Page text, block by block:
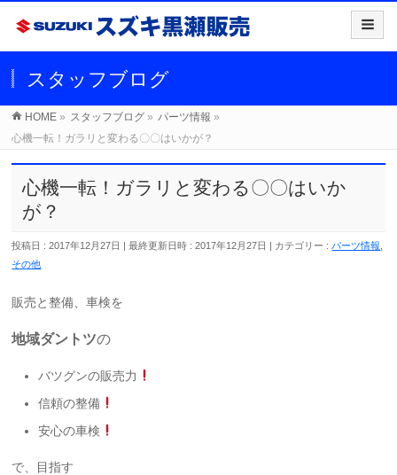
スタッフブログ
HOME » スタッフブログ » パーツ情報 »
心機一転！ガラリと変わる〇〇はいかが？
心機一転！ガラリと変わる〇〇はいか
が？
投稿日 : 2017年12月27日 最終更新日時 : 2017年12月27日 カテゴリー : パーツ情報
その他
販売と整備、車検を
地域ダントツの
バツグンの販売力
信頼の整備
安心の車検
で、目指す